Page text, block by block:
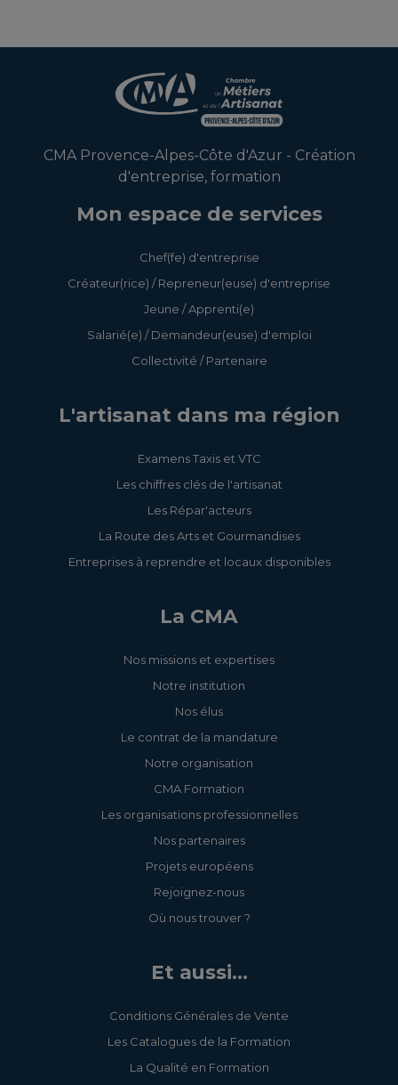
CMA Provence-Alpes-Côte d'Azur - Création
d'entreprise, formation
Mon espace de services
Chef(fe) d'entreprise
Créateur(rice) / Repreneur(euse) d'entreprise
Jeune / Apprenti(e)
Salarié(e) / Demandeur(euse) d'emploi
Collectivité / Partenaire
L'artisanat dans ma région
Examens Taxis et VTC
Les chiffres clés de l'artisanat
Les Répar'acteurs
La Route des Arts et Gourmandises
Entreprises à reprendre et locaux disponibles
La CMA
Nos missions et expertises
Notre institution
Nos élus
Le contrat de la mandature
Notre organisation
CMA Formation
Les organisations professionnelles
Nos partenaires
Projets européens
Rejoignez-nous
Où nous trouver ?
Et aussi...
Conditions Générales de Vente
Les Catalogues de la Formation
La Qualité en Formation